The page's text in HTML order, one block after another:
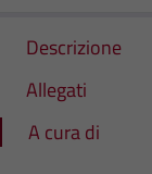
Descrizione
Allegati
A cura di